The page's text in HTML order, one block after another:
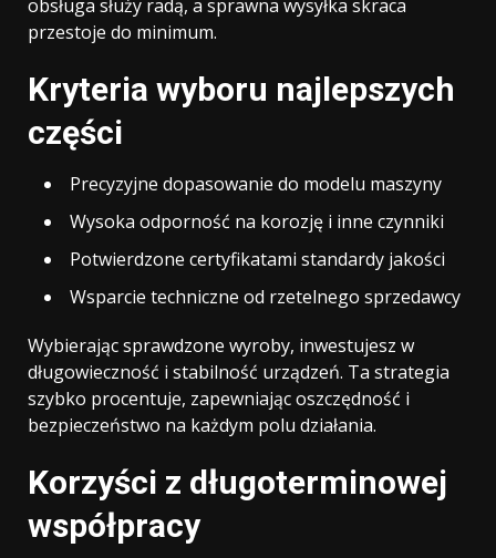
obsługa służy radą, a sprawna wysyłka skraca
przestoje do minimum.
Kryteria wyboru najlepszych
części
Precyzyjne dopasowanie do modelu maszyny
Wysoka odporność na korozję i inne czynniki
Potwierdzone certyfikatami standardy jakości
Wsparcie techniczne od rzetelnego sprzedawcy
Wybierając sprawdzone wyroby, inwestujesz w
długowieczność i stabilność urządzeń. Ta strategia
szybko procentuje, zapewniając oszczędność i
bezpieczeństwo na każdym polu działania.
Korzyści z długoterminowej
współpracy